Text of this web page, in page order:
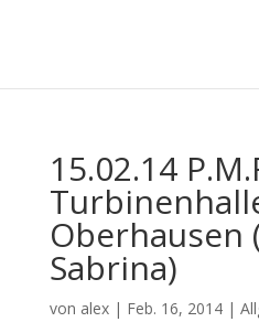
15.02.14
Oberhausen
Sabrina)
von alex| Feb. 16, 2014|